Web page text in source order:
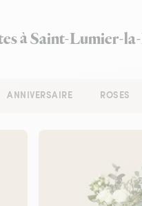
à Saint-Lumier-
ANNIVERSAIRE ROSES